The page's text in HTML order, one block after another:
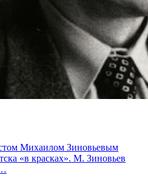
Михаилом Зиновьевым
«в красках». М. Зиновьев